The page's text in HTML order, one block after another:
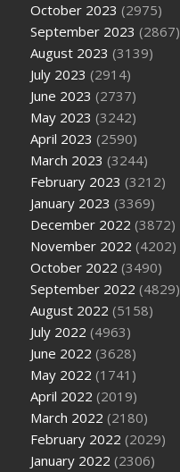
October 2023 (2975)
September 2023 (2867)
August 2023 (3139)
July 2023 (2914)
June 2023 (2737)
May 2023 (3242)
April 2023 (2590)
March 2023 (3244)
February 2023 (3212)
January 2023 (3369)
December 2022 (3872)
November 2022 (4202)
October 2022 (3490)
September 2022 (4829)
August 2022 (5158)
July 2022 (4963)
June 2022 (3628)
May 2022 (1741)
April 2022 (2019)
March 2022 (2180)
February 2022 (2029)
January 2022 (2306)